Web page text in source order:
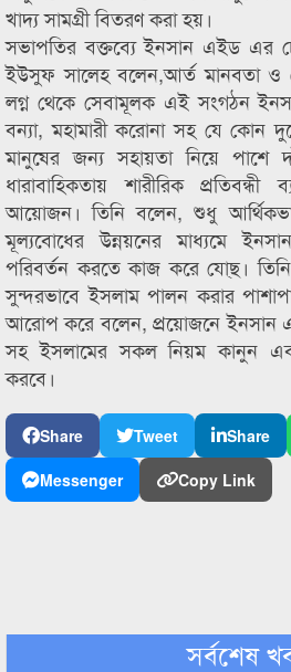
খাদ্য সামগ্রী বিতরণ করা হয়।
সভাপতির বক্তব্যে ইনসান এইড এর
ইউসুফ সালেহ বলেন,আর্ত মানবতা ও
লগ্ন থেকে সেবামূলক এই সংগঠন
বন্যা, মহামারী করোনা সহ যে কোন
মানুষের জন্য সহায়তা নিয়ে পাশে
ধারাবাহিকতায় শারীরিক
আয়োজন। তিনি বলেন, শুধু
মূল্যবোধের উন্নয়নের মাধ্যমে
পরিবর্তন করতে কাজ করে যা্েছ।
সুন্দরভাবে ইসলাম পালন করার
আরোপ করে বলেন, প্রয়োজনে ইনসান
সহ ইসলামের সকল নিয়ম কানুন এবং
করবে।
Share Tweet Share
Messenger
Copy Link
সর্বশেষ